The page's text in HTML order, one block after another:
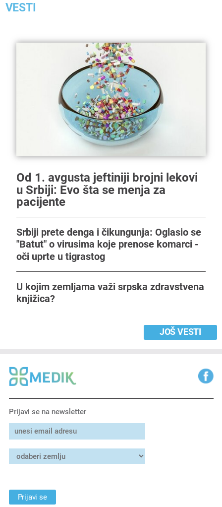
VESTI
Od 1. avgusta jeftiniji brojni lekovi
u Srbiji: Evo šta se menja za
pacijente
Srbiji prete denga i čikungunja: Oglasio se
"Batut" o virusima koje prenose komarci -
oči uprte u tigrastog
U kojim zemljama važi srpska zdravstvena
knjižica?
JOŠ VESTI
Prijavi se na newsletter
Prijavi se